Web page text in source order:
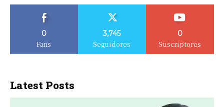
0
Fans
3,745
Seguidores
0
Suscriptores
Latest Posts